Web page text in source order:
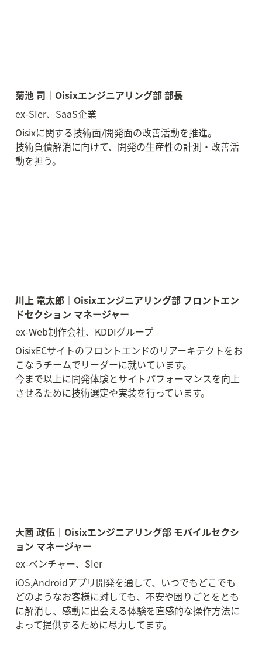
菊池 司｜Oisixエンジニアリング部 部長
ex-SIer、SaaS企業
Oisixに関する技術面/開発面の改善活動を推進。
技術負債解消に向けて、開発の生産性の計測・改善活
動を担う。
川上 竜太郎｜Oisixエンジニアリング部 フロントエン
ドセクション マネージャー
ex-Web制作会社、KDDIグループ
OisixECサイトのフロントエンドのリアーキテクトをお
こなうチームでリーダーに就いています。
今まで以上に開発体験とサイトパフォーマンスを向上
させるために技術選定や実装を行っています。
大薗 政伍｜Oisixエンジニアリング部 モバイルセクシ
ョン マネージャー
ex-ベンチャー、SIer
iOS,Androidアプリ開発を通して、いつでもどこでも
どのようなお客様に対しても、不安や困りごとをとも
に解消し、感動に出会える体験を直感的な操作方法に
よって提供するために尽力してます。